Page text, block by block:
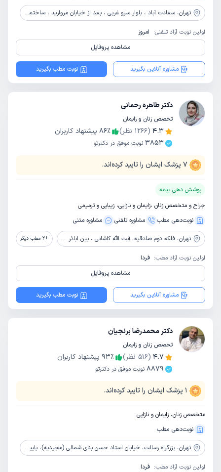
تهران، سعادت آباد ، بلوار سرو غربی ، بعد از خیابان مروارید ، ساختمان پزشکان سرو سبز، پلاک 33، طبقه 3
اولین نوبت آزاد تلفنی: امروز
مشاهده پروفایل
مشاوره آنلاین بگیرید نوبت مطب بگیرید
دکتر طاهره رحمانی
تخصص زنان و زایمان
4.3
(
1266 نظر) 86٪
پیشنهاد کاربران
3853 نوبت موفق در دکترتو
7 پزشک ایشان را تایید کرده‌اند.
پوشش دهی بیمه
جراح و متخصص زنان ،زایمان و نازایی، زیبایی و ترمیمی
نوبت‌دهی مطب
مشاوره‌ تلفنی مشاوره‌ متنی
تهران، فلکه دوم صادقیه، آیت الله کاشانی ، بین اباذر و مهران، پلاک 69 ، ساختمان 107، واحد 20 ، طبقه 5 +
2 مطب دیگر
اولین نوبت آزاد مطب: فردا
مشاهده پروفایل
مشاوره آنلاین بگیرید نوبت مطب بگیرید
دکتر محمدرضا برنجیان
تخصص زنان و زایمان
4.7
(
516 نظر) 93٪
پیشنهاد کاربران
8879 نوبت موفق در دکترتو
1 پزشک ایشان را تایید کرده‌اند.
متخصص زنان، زایمان و نازایی
نوبت‌دهی مطب
تهران، بزرگراه رسالت، خیابان استاد حسن بنای شمالی (مجیدیه)، پایین تر از مخابرات تندگویان، پلاک 583
اولین نوبت آزاد مطب: فردا